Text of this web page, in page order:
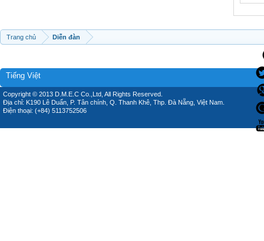
Trang chủ Diễn đàn
Tiếng Việt
Copyright © 2013 D.M.E.C Co.,Ltd, All Rights Reserved.
Địa chỉ: K190 Lê Duẩn, P. Tân chính, Q. Thanh Khê, Thp. Đà Nẵng, Việt Nam.
Điện thoại: (+84) 5113752506